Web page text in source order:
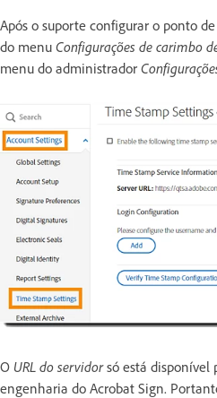
Após o suporte configurar o ponto
do menu Configurações de carimbo
menu do administrador
O URL do servidorsó está disponível
engenharia do Acrobat Sign.